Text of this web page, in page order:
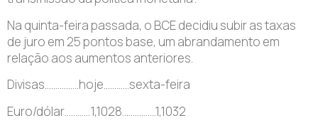
Na quinta-feira passada, o BCE decidiu subir as taxas
de juro em 25 pontos base, um abrandamento em
relação aos aumentos anteriores.
Divisas…………….hoje…………sexta-feira
Euro/dólar…………1,1028…………….1,1032